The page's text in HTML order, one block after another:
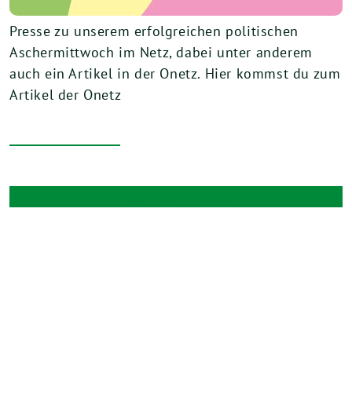
Presse zu unserem erfolgreichen politischen
Aschermittwoch im Netz, dabei unter anderem
auch ein Artikel in der Onetz. Hier kommst du zum
Artikel der Onetz